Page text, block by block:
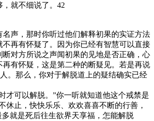
就不细说了。42
声，那时你听过他们解释初果的实证方法
再有怀疑了。因为你已经有智慧可以直接
对方所说之声闻初果的见地是否正确，心
有怀疑，这是第二种的断疑见。若是再说
。那么，你对于解脱道上的疑结确实已经
可以解脱。”你一听就知道他这个戒禁是
止，快快乐乐、欢欢喜喜不断的行善，
就是死后往生欲界天享福，怎能解脱